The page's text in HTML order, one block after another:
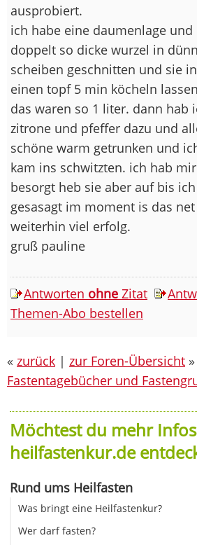
ausprobiert.
ich habe eine daumenlage und
doppelt so dicke wurzel in
scheiben geschnitten und sie in
einen topf 5 min köcheln
das waren so 1 liter. dann hab
zitrone und pfeffer dazu und
schöne warm getrunken und
kam ins schwitzten. ich hab
besorgt heb sie aber auf bis
gesasagt im moment is das
weiterhin viel erfolg.
gruß pauline
Antworten ohne Zitat
Themen-Abo bestellen
« zurück | zur Foren-Übersicht »
Fastentagebücher und
Möchtest du mehr
heilfastenkur.de
Rund ums Heilfasten
Was bringt eine Heilfastenkur?
Wer darf fasten?